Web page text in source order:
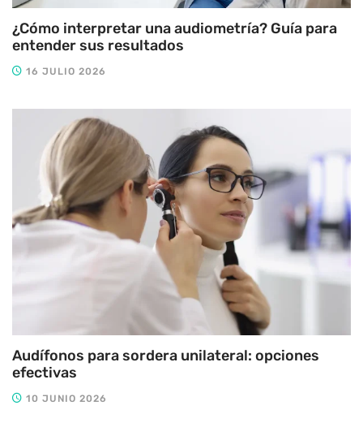
¿Cómo interpretar una audiometría? Guía para
entender sus resultados
16 JULIO 2026
Audífonos para sordera unilateral: opciones
efectivas
10 JUNIO 2026